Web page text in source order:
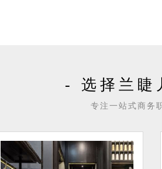
- 选择兰睫
专注一站式商务